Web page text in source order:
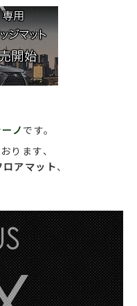
ノです。
ります、
アマット、